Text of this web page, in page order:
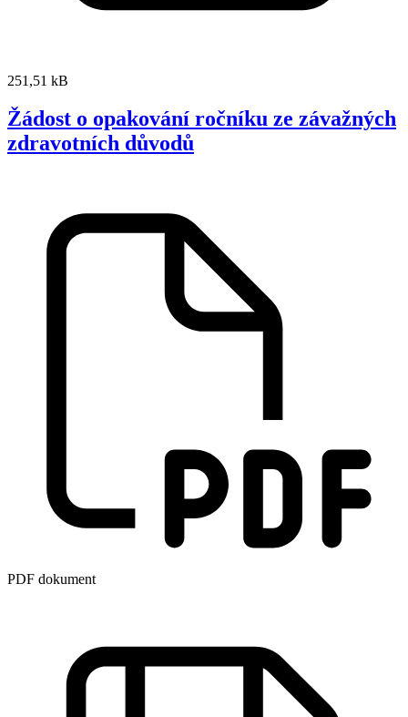
251,51 kB
Žádost o opakování ročníku ze závažných
zdravotních důvodů
PDF dokument